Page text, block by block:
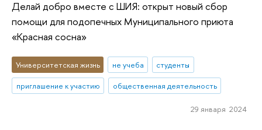
Делай добро вместе с ШИЯ: открыт новый сбор
помощи для подопечных Муниципального приюта
«Красная сосна»
Университетская жизнь не учеба
студенты
приглашение к участию
общественная деятельность
29 января 2024